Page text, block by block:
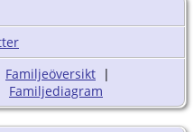
Familjeöversikt |
Familjediagram